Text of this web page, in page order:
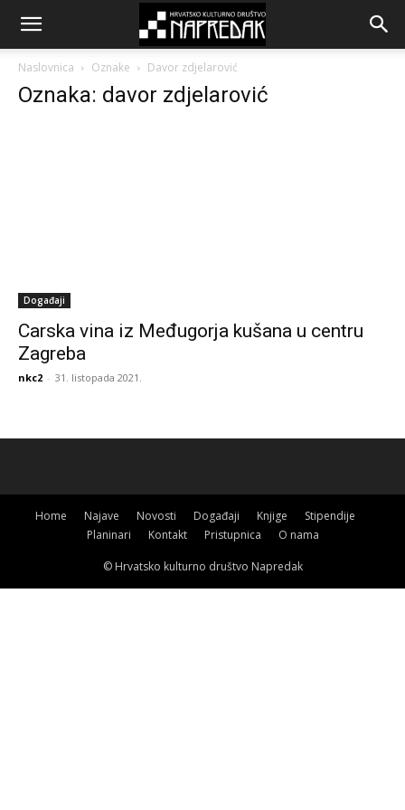
Naslovnica Oznake Davor zdjelarović
Oznaka: davor zdjelarović
Događaji
Carska vina iz Međugorja kušana u centru
Zagreba
nkc2 - 31. listopada 2021.
Home Najave Novosti Događaji Knjige
Stipendije
Planinari
Kontakt Pristupnica O nama
© Hrvatsko kulturno društvo Napredak